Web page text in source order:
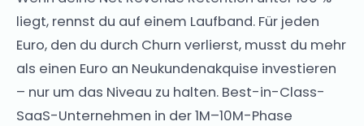
liegt, rennst du auf einem Laufband. Für jeden
Euro, den du durch Churn verlierst, musst du mehr
als einen Euro an Neukundenakquise investieren
– nur um das Niveau zu halten. Best-in-Class-
SaaS-Unternehmen in der 1M–10M-Phase